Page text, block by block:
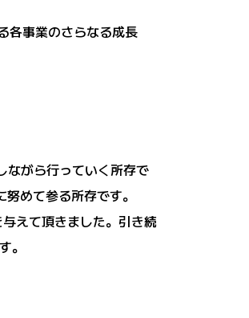
各事業のさらなる成長
がら行っていく所存で
めて参る所存です。
えて頂きました。引き続
。